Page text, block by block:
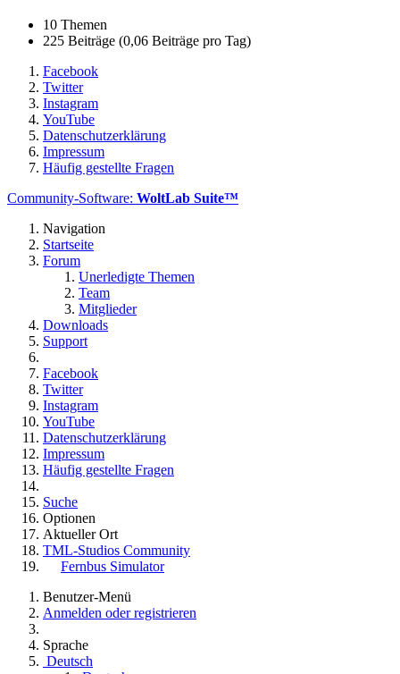
10 Themen
225 Beiträge (0,06 Beiträge pro Tag)
Facebook
Twitter
Instagram
YouTube
Datenschutzerklärung
Impressum
Häufig gestellte Fragen
Community-Software: WoltLab Suite™
Navigation
Startseite
Forum
Unerledigte Themen
Team
Mitglieder
Downloads
Support
Facebook
Twitter
Instagram
YouTube
Datenschutzerklärung
Impressum
Häufig gestellte Fragen
Suche
Optionen
Aktueller Ort
TML-Studios Community
Fernbus Simulator
Benutzer-Menü
Anmelden oder registrieren
Sprache
Deutsch